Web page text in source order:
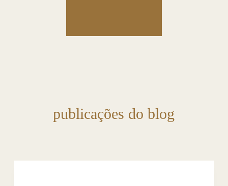
publicações do blog